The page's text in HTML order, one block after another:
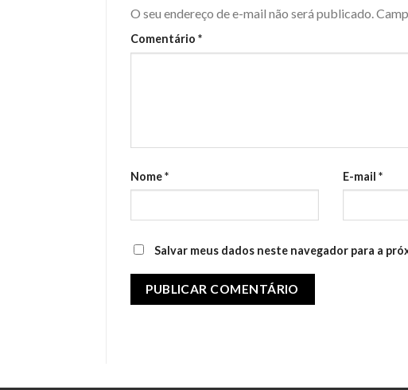
O seu endereço de e-mail não será publicado.
Comentário *
Nome* E-mail *
Salvar meus dados neste navegador para a